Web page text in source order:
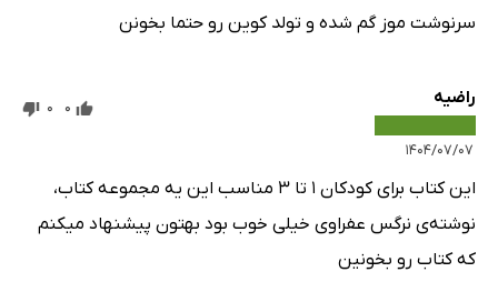
سرنوشت موز گم شده و تولد کوین رو حتما بخونن
راضیه
۱۴۰۴/۰۷/۰۷
0
0
این کتاب برای کودکان ۱ تا ۳ مناسب این یه مجموعه کتاب،
نوشته‌ی نرگس عفراوی خیلی خوب بود بهتون پیشنهاد میکنم
که کتاب رو بخونین